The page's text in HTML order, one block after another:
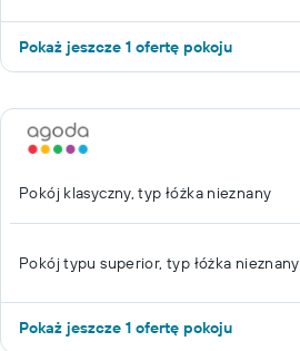
Pokaż jeszcze 1 ofertę pokoju
Pokój klasyczny, typ łóżka nieznany
Pokój typu superior, typ łóżka nieznany
Pokaż jeszcze 1 ofertę pokoju